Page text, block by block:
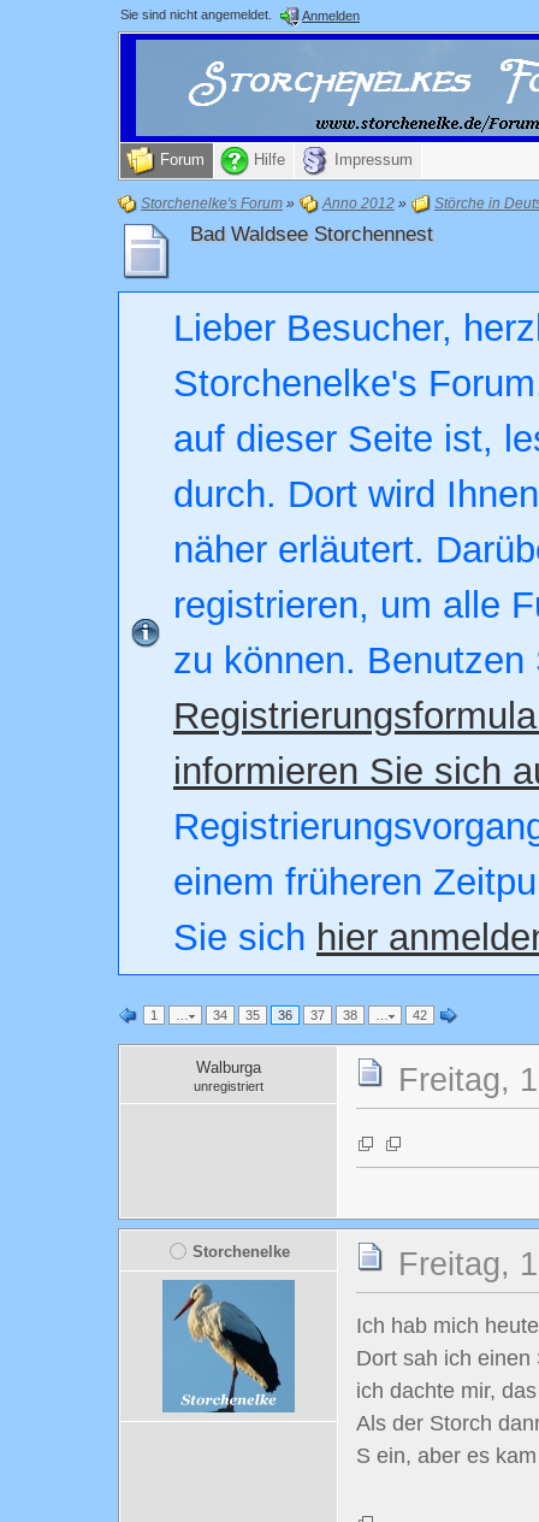
Sie sind nicht angemeldet. Anmelden
Forum Hilfe Impressum
Storchenelke's Forum » Anno 2012 » Störche in
Bad Waldsee Storchennest
Lieber Besucher,
Storchenelke's
auf dieser Seite ist,
durch. Dort wird
näher erläutert.
registrieren, um alle
zu können. Benutzen
informieren Sie sich
einem früheren
Sie sich hier
1 … 34 35 36 37 38 … 42
Walburga
unregistriert Freitag,
Storchenelke Freitag,
Ich hab mich
Dort sah ich
ich dachte mir,
Als der Storch
S ein, aber es